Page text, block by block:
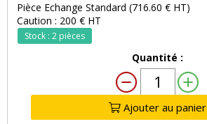
Pièce Echange Standard (716.60 € HT)
Caution : 200 € HT
Stock : 2 pièces
Quantité :
Ajouter au panier